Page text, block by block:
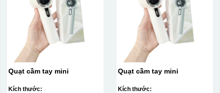
Quạt cầm tay mini
Kích thước:
Quạt cầm tay mini
Kích thước: